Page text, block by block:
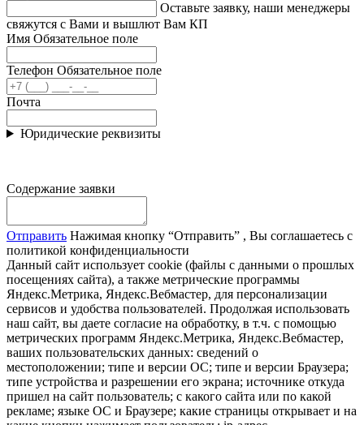
Оставьте заявку, наши менеджеры
свяжутся с Вами и вышлют Вам КП
Имя Обязательное поле
Телефон Обязательное поле
Почта
Юридические реквизиты
Содержание заявки
Отправить Нажимая кнопку “Отправить” , Вы соглашаетесь с
политикой конфиденциальности
Данный сайт использует cookie (файлы с данными о прошлых
посещениях сайта), а также метрические программы
Яндекс.Метрика, Яндекс.Вебмастер, для персонализации
сервисов и удобства пользователей. Продолжая использовать
наш сайт, вы даете согласие на обработку, в т.ч. с помощью
метрических программ Яндекс.Метрика, Яндекс.Вебмастер,
ваших пользовательских данных: сведений о
местоположении; типе и версии ОС; типе и версии Браузера;
типе устройства и разрешении его экрана; источнике откуда
пришел на сайт пользователь; с какого сайта или по какой
рекламе; языке ОС и Браузере; какие страницы открывает и на